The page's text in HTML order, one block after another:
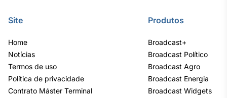
Site
Home
Notícias
Termos de uso
Política de privacidade
Contrato Máster Terminal
Produtos
Broadcast+
Broadcast Político
Broadcast Agro
Broadcast Energia
Broadcast Widgets